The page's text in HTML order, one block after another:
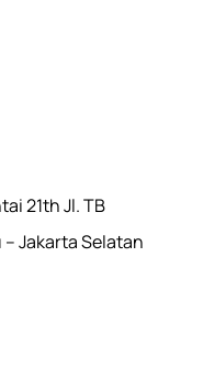
21th Jl. TB
– Jakarta Selatan